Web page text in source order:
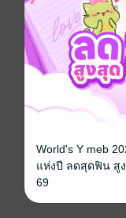
World's Y meb
แห่งปี ลดสุดฟิน สู
69